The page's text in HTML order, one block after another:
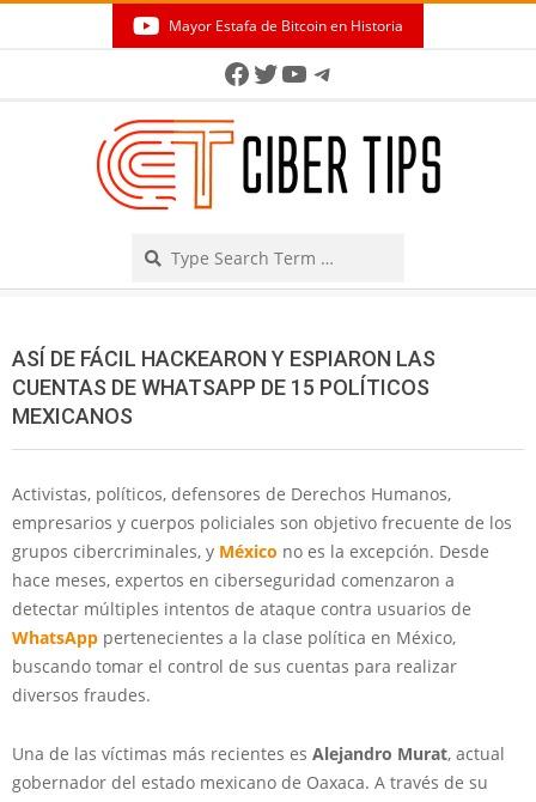
Mayor Estafa de Bitcoin en Historia
Facebook
Twitter
YouTube
Telegram
ASÍ DE FÁCIL HACKEARON Y ESPIARON LAS
CUENTAS DE WHATSAPP DE 15 POLÍTICOS
MEXICANOS
Activistas, políticos, defensores de Derechos Humanos,
empresarios y cuerpos policiales son objetivo frecuente de los
grupos cibercriminales, y México no es la excepción. Desde
hace meses, expertos en ciberseguridad comenzaron a
detectar múltiples intentos de ataque contra usuarios de
WhatsApp pertenecientes a la clase política en México,
buscando tomar el control de sus cuentas para realizar
diversos fraudes.
Una de las víctimas más recientes es Alejandro Murat, actual
gobernador del estado mexicano de Oaxaca. A través de su